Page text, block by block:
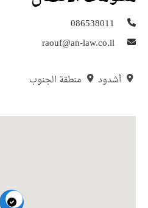
086538011
raouf@an-law.co.il
أشدود منطقة الجنوب